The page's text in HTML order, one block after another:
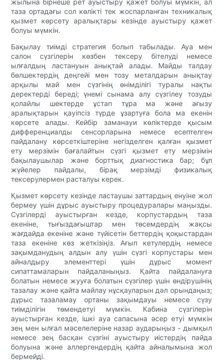
жылына бірнеше рет ауыстыру қажет болуы мүмкін, ал
таза ортадағы сол көлікті тек жоспарланған техникалық
қызмет көрсету аралықтары кезінде ауыстыру қажет
болуы мүмкін.
Бақылау тиімді стратегия болып табылады. Ауа мен
салон сүзгілерін көзбен тексеру бітелуді немесе
ылғалдың ластануын анықтай алады. Майды талдау
бөлшектердің деңгейі мен тозу металдарын анықтау
арқылы май мен сүзгінің өнімділігі туралы нақты
деректерді береді; үнемі сынама алу сүзгілеу тозуды
қолайлы шектерде ұстап тұра ма және ағызу
аралықтарын қауіпсіз түрде ұзартуға бола ма екенін
көрсете алады. Кейбір заманауи көліктерде қысым
дифференциалды сенсорларына немесе есептелген
пайдалану көрсеткіштеріне негізделген қалған қызмет
ету мерзімін бағалайтын сүзгі қызмет ету мерзімін
бақылаушылар және борттық диагностика бар; бұл
жүйелер пайдалы, бірақ мерзімді физикалық
тексерулермен расталуы керек.
Қызмет көрсету кезінде ластаушы заттардың енуіне жол
бермеу үшін дұрыс ауыстыру процедуралары маңызды.
Сүзгілерді ауыстырған кезде, корпустардың таза
екеніне, тығыздағыштар мен төсемдердің жақсы
жағдайда екеніне және түйісетін беттердің қоқыстардан
таза екеніне көз жеткізіңіз. Ағып кетулердің немесе
зақымданудың алдын алу үшін сүзгі корпустары мен
айналдыру элементтері үшін дұрыс момент
сипаттамаларын пайдаланыңыз. Қайта пайдалануға
болатын немесе жууға болатын сүзгілер үшін өндірушінің
тазалау және қайта майлау нұсқауларын дәл орындаңыз;
дұрыс тазаламау ортаны зақымдауы немесе сүзу
тиімділігін төмендетуі мүмкін. Кабина сүзгілерін
ауыстырған кезде, ішкі ауа сапасына әсер етуі мүмкін
зең мен ылғал мәселелеріне назар аударыңыз - дымқыл
немесе зең басқан сүзгіні ауыстыру иістердің пайда
болуына және аллергендердің қайта айналымына жол
бермейді.